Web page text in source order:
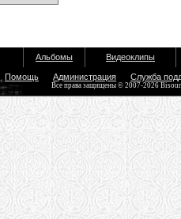
Альбомы Видеоклипы
Помощь Администрация Служба
Все права защищены © 2007-2026